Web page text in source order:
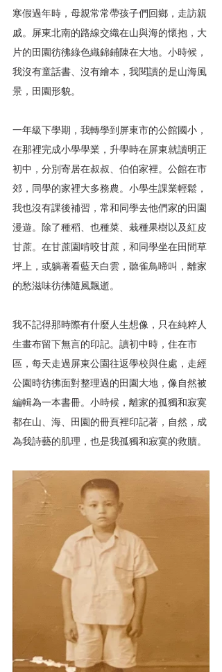
寒假過年時，母親常常帶孩子們回鄉，走訪親
戚。屏東北南的路線交織在山與海的懷抱，大
片的田園彷彿綠色織錦鋪陳在大地。小時候，
我沒有童話書、沒有繪本，我閱讀的是山海風
景，田園形貌。
一年級下學期，我轉學到屏東市的公館國小，
在那裡完成小學學業，升學時在屏東就讀明正
初中，分別寄居在叔叔、伯伯家裡。公館在市
郊，同學的家裡大多務農。小學生課業輕鬆，
我也沒有課後補習，常和同學去他們家的田園
漫遊。除了種稻、也種菜、栽種果樹以及紅皮
甘蔗。在甘蔗園啃咬甘蔗，和同學坐在田間草
坪上，或躺著看藍天白雲，聽雀鳥啼叫，離家
的愁滋味彷彿隨風飄逝。
我不記得那時際有什麼人生想像，只在純粹人
生畫布留下無言的印記。讀初中時，住在市
區，每天走過屏東公園往返學校與住處，走經
公園時彷彿面對整理過的田園大地，像自然被
編輯為一本書冊。小時候，離家的孤獨和寂寞
都在山、海、田園的冊頁裡印記著，自然，成
為我詩藝的肌理，也是我孤獨和寂寞的救贖。